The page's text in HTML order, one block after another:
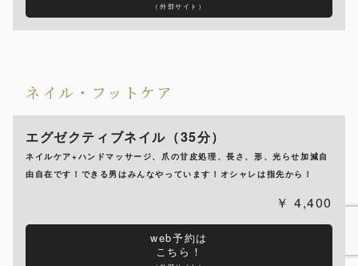
（外部サイト）
ネイル・フットケア
エグゼクティブネイル（35分）
ネイルケア+ハンドマッサージ、爪の甘皮処理、長さ、形、光らせ加減自
由自在です！できる男はみんなやっています！オシャレは指先から！
4,400
web予約は
こちら！